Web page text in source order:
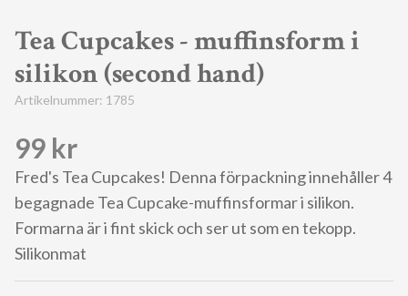
Tea Cupcakes - muffinsform i
silikon (second hand)
Artikelnummer: 1785
99 kr
Fred's Tea Cupcakes! Denna förpackning innehåller 4
begagnade Tea Cupcake-muffinsformar i silikon.
Formarna är i fint skick och ser ut som en tekopp.
Silikonmat